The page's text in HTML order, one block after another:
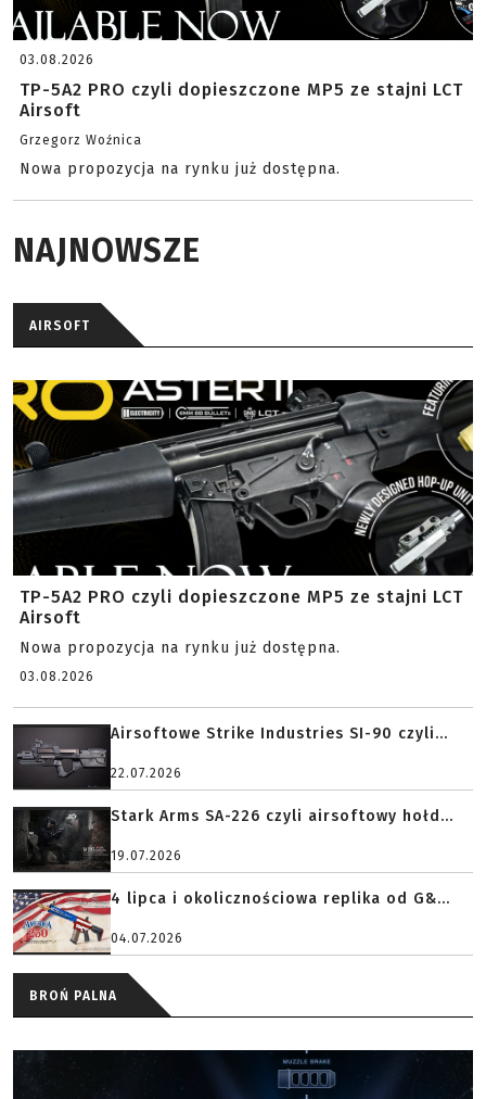
03.08.2026
TP-5A2 PRO czyli dopieszczone MP5 ze stajni LCT
Airsoft
Grzegorz Woźnica
Nowa propozycja na rynku już dostępna.
NAJNOWSZE
AIRSOFT
TP-5A2 PRO czyli dopieszczone MP5 ze stajni LCT
Airsoft
Nowa propozycja na rynku już dostępna.
03.08.2026
Airsoftowe Strike Industries SI-90 czyli...
22.07.2026
Stark Arms SA-226 czyli airsoftowy hołd...
19.07.2026
4 lipca i okolicznościowa replika od G&...
04.07.2026
BROŃ PALNA